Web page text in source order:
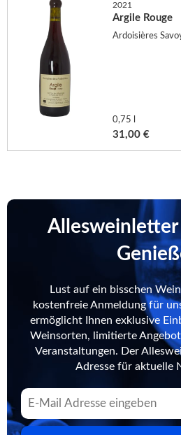
2021
Argile Rouge
Ardoisières
0,75 l
31,00 €
Allesweinletter
Lust auf ein bisschen
kostenfreie Anmeldung für
ermöglicht Ihnen exklusive
Weinsorten, limitierte
Veranstaltungen. Der
Adresse für aktuelle